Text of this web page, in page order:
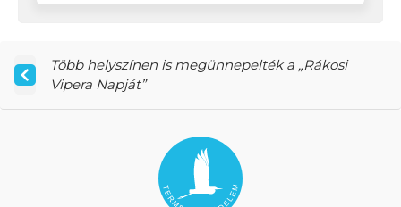
Több helyszínen is megünnepelték a „Rákosi
Vipera Napját”